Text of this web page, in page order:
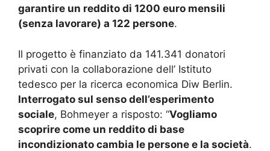
garantire un reddito di 1200 euro mensili
(senza lavorare) a 122 persone.
Il progetto è finanziato da 141.341 donatori
privati con la collaborazione dell’ Istituto
tedesco per la ricerca economica Diw Berlin.
Interrogato sul senso dell’esperimento
sociale, Bohmeyer a risposto: “Vogliamo
scoprire come un reddito di base
incondizionato cambia le persone e la società.